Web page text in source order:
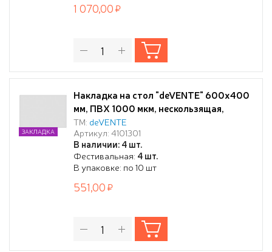
1 070,00
Накладка на стол "deVENTE" 600x400
мм, ПВХ 1000 мкм, нескользящая,
фактура "апельсиновая корка"
прозрачная
ТМ: deVENTE
Артикул: 4101301
В наличии: 4 шт.
Фестивальная: 4 шт.
В упаковке: по 10 шт
ЗАКЛАДКА
551,00